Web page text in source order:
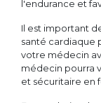
l'endurance et
Il est important
santé cardiaque
votre médecin
médecin pourra
et sécuritaire en